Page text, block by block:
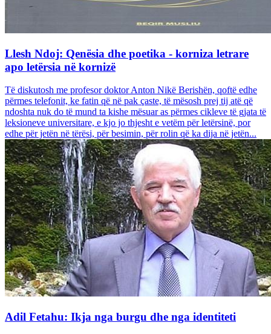
Llesh Ndoj: Qenësia dhe poetika - korniza letrare
apo letërsia në kornizë
Të diskutosh me profesor doktor Anton Nikë Berishën, qoftë edhe
përmes telefonit, ke fatin që në pak çaste, të mësosh prej tij atë që
ndoshta nuk do të mund ta kishe mësuar as përmes cikleve të gjata të
leksioneve universitare, e kjo jo thjesht e vetëm për letërsinë, por
edhe për jetën në tërësi, për besimin, për rolin që ka dija në jetën...
Adil Fetahu: Ikja nga burgu dhe nga identiteti